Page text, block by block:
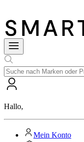
Hallo,
Mein Konto